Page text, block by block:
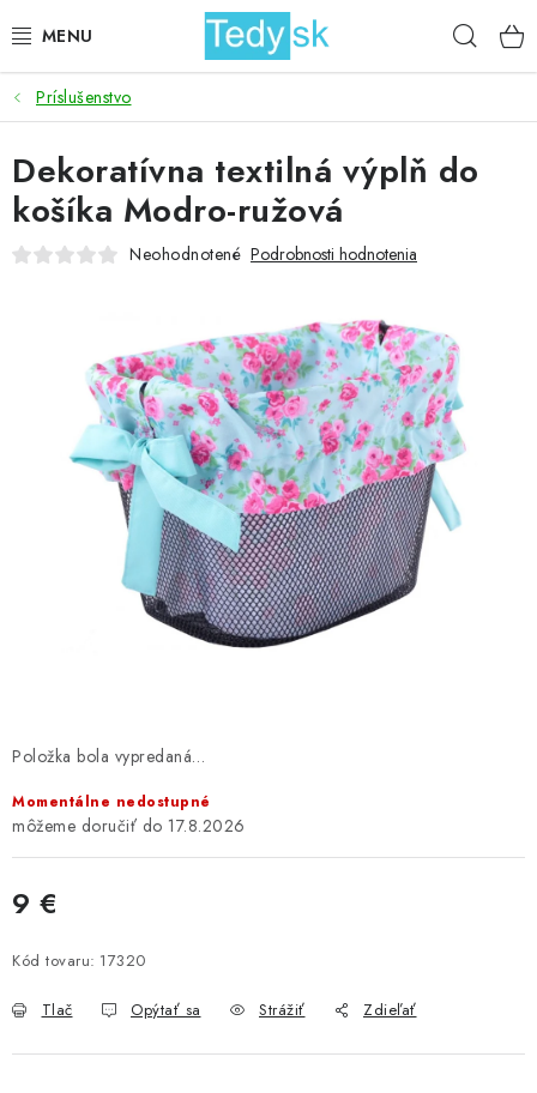
na
BICYKLE
ZÁHRADA
DOMÁCNOSŤ
DETSKÉ POSTELE
DETSKÝ TOVAR
AKCIOVÝ TOVAR
GALÉRIA OD ZÁKAZNÍKOV
Kontakt
Príslušenstvo
Položka bola vypredaná…
Momentálne nedostupné
17.8.2026
9 €
Kód tovaru: 17320
Tlač Opýtať sa Strážiť Zdieľať
Dekoratívna textilná výplň do
košíka Modro-ružová
Neohodnotené Podrobnosti hodnotenia